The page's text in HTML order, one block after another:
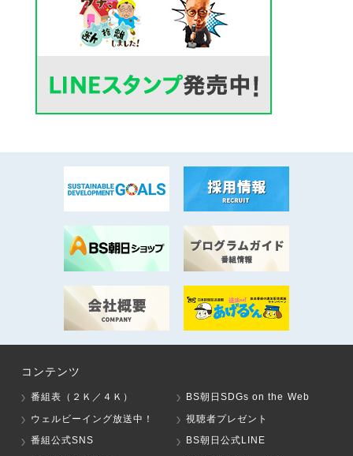
コンテンツ
番組表（２Ｋ／４Ｋ）
BS朝日SDGs on the Web
ウェルビーイング放送中！
視聴者プレゼント
番組公式SNS
BS朝日公式LINE